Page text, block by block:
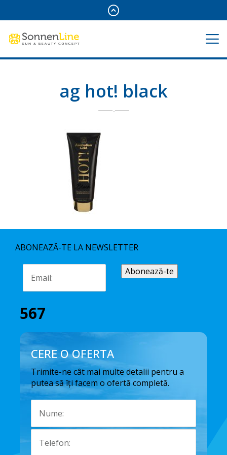
ag hot! black
ABONEAZĂ-TE LA NEWSLETTER
567
CERE O OFERTA
Trimite-ne cât mai multe detalii pentru a
putea să îți facem o ofertă completă.